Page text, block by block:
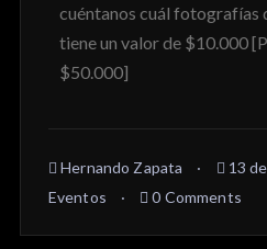
cuéntanos cuál fotografías
tiene un valor de $10.000
$50.000]
Hernando Zapata
13
Eventos
0 Comments